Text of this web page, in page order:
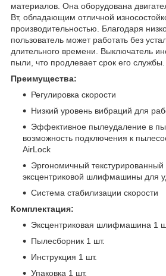
материалов. Она оборудована
Вт, обладающим отличной
производительностью. Благодаря
пользователь может работать без
длительного времени. Выключатель
пыли, что продлевает срок его службы.
Преимущества:
Регулировка скорости
Низкий уровень вибраций для
Эффективное пылеудаление в
возможность подключения к
AirLock
Эргономичный текстурированный
эксцентриковой шлифмашины для
Система стабилизации скорости
Комплектация:
Эксцентриковая шлифмашина 1
Пылесборник 1 шт.
Инструкция 1 шт.
Упаковка 1 шт.